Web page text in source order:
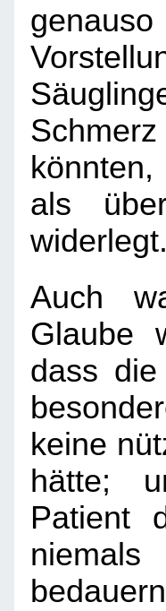
als
Auch
Glaube
dass
keine
hätte;
Patient